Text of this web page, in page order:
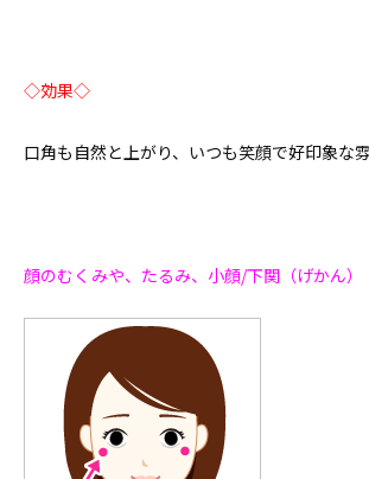
◇効果◇
口角も自然と上がり、いつも笑顔で好印象な雰
顔のむくみや、たるみ、小顔/下関（げかん）